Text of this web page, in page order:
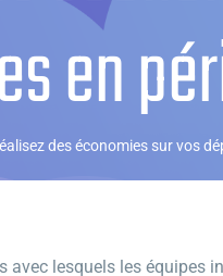
en
des économies sur vos
lesquels les